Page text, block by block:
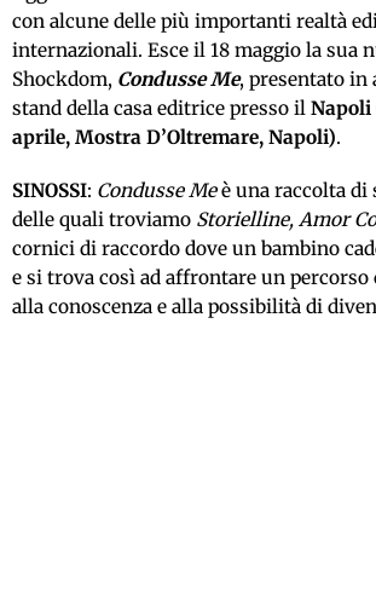
con alcune delle più importanti realtà
internazionali. Esce il 18 maggio la sua
Shockdom, Condusse Me, presentato in
stand della casa editrice presso il Napoli
aprile, Mostra D’Oltremare, Napoli).
SINOSSI: Condusse Meè una raccolta di
delle quali troviamo Storielline, Amor
cornici di raccordo dove un bambino
e si trova così ad affrontare un percorso
alla conoscenza e alla possibilità di